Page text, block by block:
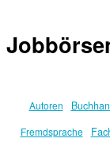
Autoren
Fremdsprache